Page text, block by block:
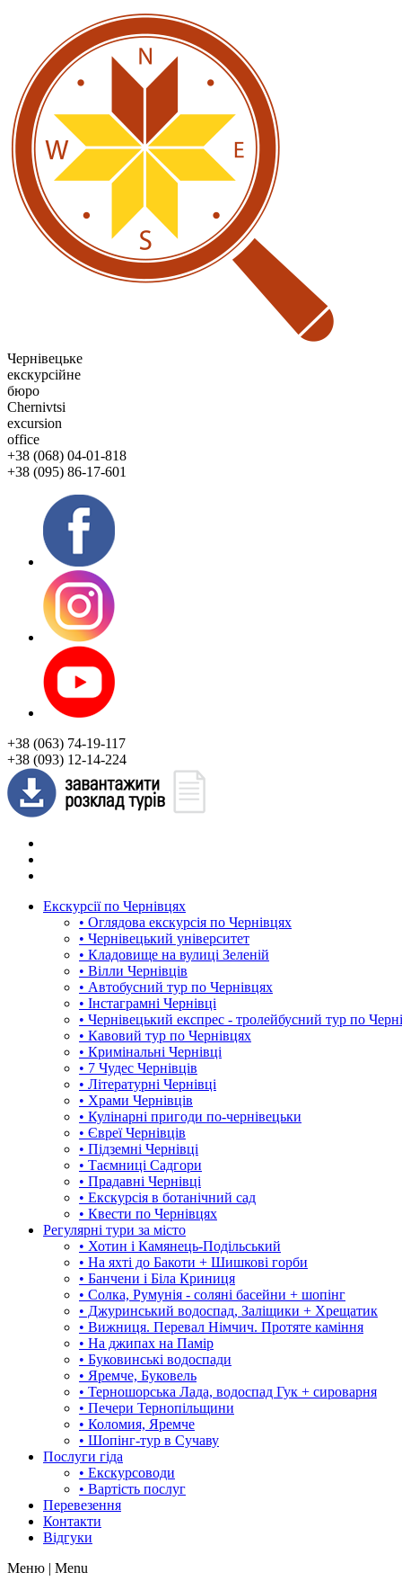
Чернівецьке
екскурсійне
бюро
Chernivtsi
excursion
office
+38 (068) 04-01-818
+38 (095) 86-17-601
+38 (063) 74-19-117
+38 (093) 12-14-224
Екскурсії по Чернівцях
• Оглядова екскурсія по Чернівцях
• Чернівецький університет
• Кладовище на вулиці Зеленій
• Вілли Чернівців
• Автобусний тур по Чернівцях
• Інстаграмні Чернівці
• Чернівецький експрес - тролейбусний тур по
• Кавовий тур по Чернівцях
• Кримінальні Чернівці
• 7 Чудес Чернівців
• Літературні Чернівці
• Храми Чернівців
• Кулінарні пригоди по-чернівецьки
• Євреї Чернівців
• Підземні Чернівці
• Таємниці Садгори
• Прадавні Чернівці
• Екскурсія в ботанічний сад
• Квести по Чернівцях
Регулярні тури за місто
• Хотин і Камянець-Подільський
• На яхті до Бакоти + Шишкові горби
• Банчени і Біла Криниця
• Солка, Румунія - соляні басейни + шопінг
• Джуринський водоспад, Заліщики + Хрещатик
• Вижниця. Перевал Німчич. Протяте каміння
• На джипах на Памір
• Буковинські водоспади
• Яремче, Буковель
• Терношорська Лада, водоспад Гук + сироварня
• Печери Тернопільщини
• Коломия, Яремче
• Шопінг-тур в Сучаву
Послуги гіда
• Екскурсоводи
• Вартість послуг
Перевезення
Контакти
Відгуки
Меню | Menu